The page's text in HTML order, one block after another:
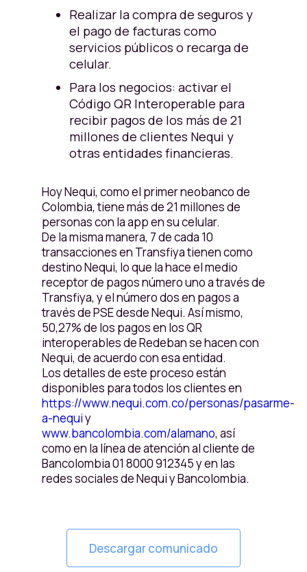
Realizar la compra de seguros y
el pago de facturas como
servicios públicos o recarga de
celular.
Para los negocios: activar el
Código QR Interoperable para
recibir pagos de los más de 21
millones de clientes Nequi y
otras entidades financieras.
Hoy Nequi, como el primer neobanco de
Colombia, tiene más de 21 millones de
personas con la app en su celular.
De la misma manera, 7 de cada 10
transacciones en Transfiya tienen como
destino Nequi, lo que la hace el medio
receptor de pagos número uno a través de
Transfiya, y el número dos en pagos a
través de PSE desde Nequi. Así mismo,
50,27% de los pagos en los QR
interoperables de Redeban se hacen con
Nequi, de acuerdo con esa entidad.
Los detalles de este proceso están
disponibles para todos los clientes en
https://www.nequi.com.co/personas/pasarme-
a-nequiy
www.bancolombia.com/alamano, así
como en la línea de atención al cliente de
Bancolombia 01 8000 912345 y en las
redes sociales de Nequi y Bancolombia.
Descargar comunicado